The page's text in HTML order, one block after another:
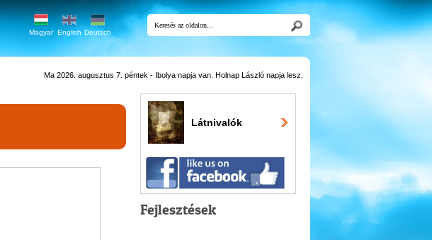
Magyar English Deutsch
Ma 2026. augusztus 7. péntek - Ibolya napja van. Holnap László napja lesz.
Látnivalók
Fejlesztések